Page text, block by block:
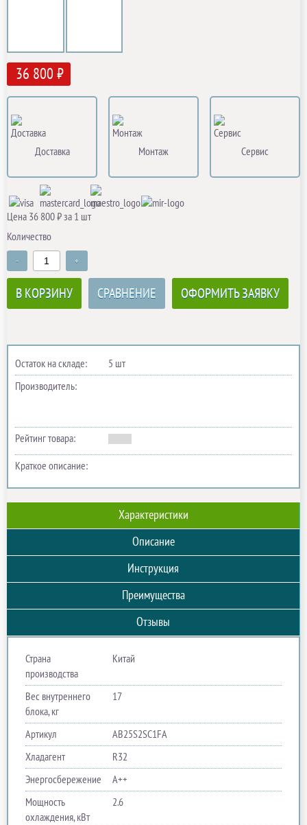
36 800 ₽
Доставка Монтаж Сервис
Цена 36 800 ₽ за 1 шт
Количество
- +
В КОРЗИНУ СРАВНЕНИЕ ОФОРМИТЬ ЗАЯВКУ
Остаток на складе:
5 шт
Производитель:
Рейтинг товара:
Краткое описание:
Характеристики
Описание
Инструкция
Преимущества
Отзывы
Страна
производства
Китай
Вес внутреннего
блока, кг
17
Артикул
AB25S2SC1FA
Хладагент
R32
Энергосбережение
A++
Мощность
охлаждения, кВт
2.6